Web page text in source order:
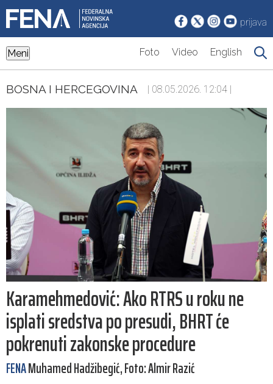
prijava
Meni Foto Video English
BOSNA I HERCEGOVINA | 08.05.2026. 12:04 |
Karamehmedović: Ako RTRS u roku ne
isplati sredstva po presudi, BHRT će
pokrenuti zakonske procedure
FENAMuhamed Hadžibegić, Foto: Almir Razić